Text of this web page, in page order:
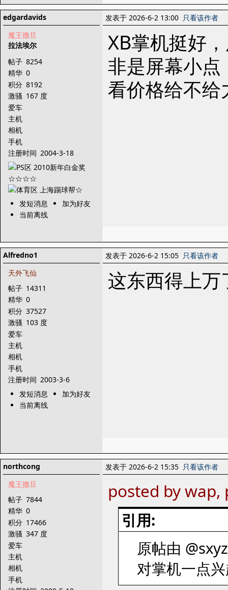
edgardavids
魔王撒旦
拉法埃尔
帖子 8254
精华 0
积分 8192
激骚 167 度
爱车
主机
相机
手机
注册时间 2004-3-18
发短消息
加为好友
当前离线
发表于 2026-6-2 13:00 只看该作者
XB掌机挺好
非是屏幕小点
看价格给不给
Alfredno1
天外飞仙
帖子 14311
精华 0
积分 37527
激骚 103 度
爱车
主机
相机
手机
注册时间 2003-3-6
发短消息
加为好友
当前离线
发表于 2026-6-2 15:05 只看该作者
这东西得上万
northcong
魔王撒旦
帖子 7844
精华 0
积分 17466
激骚 347 度
爱车
主机
相机
手机
发表于 2026-6-2 15:35 只看该作者
posted by
引用:
原帖由
对掌机一点